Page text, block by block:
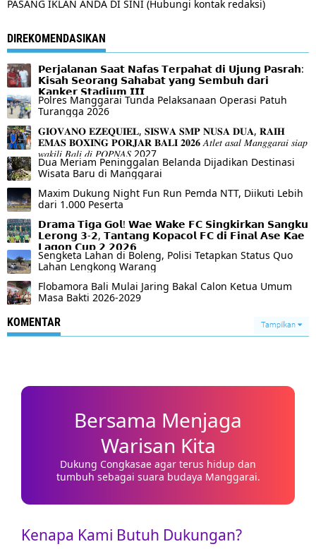
PASANG IKLAN ANDA DI SINI (Hubungi kontak redaksi)
DIREKOMENDASIKAN
𝗣𝗲𝗿𝗷𝗮𝗹𝗮𝗻𝗮𝗻 𝗦𝗮𝗮𝘁 𝗡𝗮𝗳𝗮𝘀 𝗧𝗲𝗿𝗽𝗮𝗵𝗮𝘁 𝗱𝗶 𝗨𝗷𝘂𝗻𝗴 𝗣𝗮𝘀𝗿𝗮𝗵:
𝗞𝗶𝘀𝗮𝗵 𝗦𝗲𝗼𝗿𝗮𝗻𝗴 𝗦𝗮𝗵𝗮𝗯𝗮𝘁 𝘆𝗮𝗻𝗴 𝗦𝗲𝗺𝗯𝘂𝗵 𝗱𝗮𝗿𝗶
𝗞𝗮𝗻𝗸𝗲𝗿 𝗦𝘁𝗮𝗱𝗶𝘂𝗺 𝗜𝗜𝗜
Polres Manggarai Tunda Pelaksanaan Operasi Patuh
Turangga 2026
𝐆𝐈𝐎𝐕𝐀𝐍𝐎 𝐄𝐙𝐄𝐐𝐔𝐈𝐄𝐋, 𝐒𝐈𝐒𝐖𝐀 𝐒𝐌𝐏 𝐍𝐔𝐒𝐀 𝐃𝐔𝐀, 𝐑𝐀𝐈𝐇
𝐄𝐌𝐀𝐒 𝐁𝐎𝐗𝐈𝐍𝐆 𝐏𝐎𝐑𝐉𝐀𝐑 𝐁𝐀𝐋𝐈 𝟐𝟎𝟐𝟔 𝐴𝑡𝑙𝑒𝑡 𝑎𝑠𝑎𝑙 𝑀𝑎𝑛𝑔𝑔𝑎𝑟𝑎𝑖 𝑠𝑖𝑎𝑝
𝑤𝑎𝑘𝑖𝑙𝑖 𝐵𝑎𝑙𝑖 𝑑𝑖 𝑃𝑂𝑃𝑁𝐴𝑆 2027
Dua Meriam Peninggalan Belanda Dijadikan Destinasi
Wisata Baru di Manggarai
Maxim Dukung Night Fun Run Pemda NTT, Diikuti Lebih
dari 1.000 Peserta
𝗗𝗿𝗮𝗺𝗮 𝗧𝗶𝗴𝗮 𝗚𝗼𝗹! 𝗪𝗮𝗲 𝗪𝗮𝗸𝗲 𝗙𝗖 𝗦𝗶𝗻𝗴𝗸𝗶𝗿𝗸𝗮𝗻 𝗦𝗮𝗻𝗴𝗸𝘂
𝗟𝗲𝗿𝗼𝗻𝗴 𝟯-𝟮, 𝗧𝗮𝗻𝘁𝗮𝗻𝗴 𝗞𝗼𝗽𝗮𝗰𝗼𝗹 𝗙𝗖 𝗱𝗶 𝗙𝗶𝗻𝗮𝗹 𝗔𝘀𝗲 𝗞𝗮𝗲
𝗟𝗮𝗴𝗼𝗻 𝗖𝘂𝗽 𝟮 𝟮𝟬𝟮𝟲
Sengketa Lahan di Boleng, Polisi Tetapkan Status Quo
Lahan Lengkong Warang
Flobamora Bali Mulai Jaring Bakal Calon Ketua Umum
Masa Bakti 2026-2029
KOMENTAR
Tampilkan
Bersama Menjaga
Warisan Kita
Dukung Congkasae agar terus hidup dan
tumbuh sebagai suara budaya Manggarai.
Kenapa Kami Butuh Dukungan?